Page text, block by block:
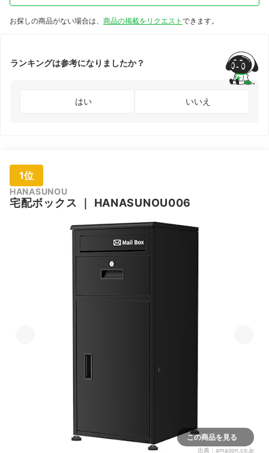
お探しの商品がない場合は、 商品の掲載をリクエスト できます。
ランキングは参考になりましたか？
はい いいえ
1位
HANASUNOU
宅配ボックス ｜ HANASUNOU006
この商品を見る
出典： amazon.co.jp